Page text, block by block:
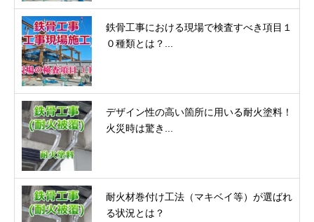
鉄骨工事における現場で検査すべき項目１
０種類とは？...
デザイン性の高い箇所に用いる耐火塗料！
火災時は驚き...
耐火材巻付け工法（マキベイ等）が選ばれ
る状況とは？